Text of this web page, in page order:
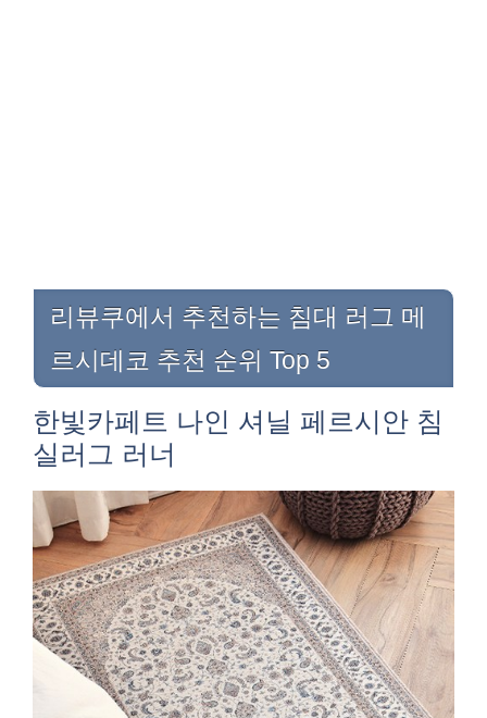
리뷰쿠에서 추천하는 침대 러그 메
르시데코 추천 순위 Top 5
한빛카페트 나인 셔닐 페르시안 침
실러그 러너